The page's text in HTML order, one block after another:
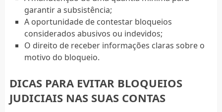
garantir a subsistência;
A oportunidade de contestar bloqueios
considerados abusivos ou indevidos;
O direito de receber informações claras sobre o
motivo do bloqueio.
DICAS PARA EVITAR BLOQUEIOS
JUDICIAIS NAS SUAS CONTAS